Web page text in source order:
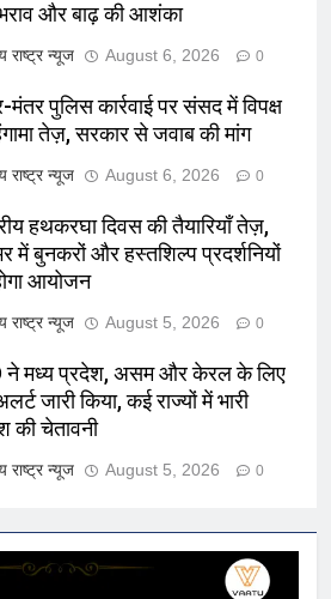
और बाढ़ की आशंका
राष्ट्र न्यूज August 6, 2026 0
पुलिस कार्रवाई पर संसद में विपक्ष
तेज़, सरकार से जवाब की मांग
राष्ट्र न्यूज August 6, 2026 0
हथकरघा दिवस की तैयारियाँ तेज़,
में बुनकरों और हस्तशिल्प प्रदर्शनियों
आयोजन
राष्ट्र न्यूज August 5, 2026 0
ने मध्य प्रदेश, असम और केरल के लिए
जारी किया, कई राज्यों में भारी
की चेतावनी
राष्ट्र न्यूज August 5, 2026 0